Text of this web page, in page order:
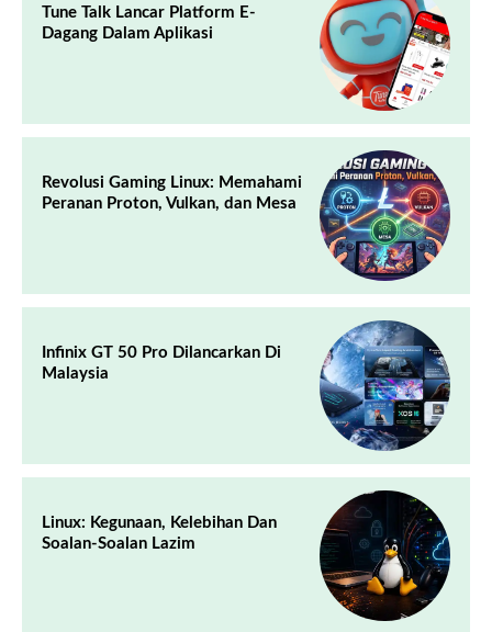
Tune Talk Lancar Platform E-
Dagang Dalam Aplikasi
Revolusi Gaming Linux: Memahami
Peranan Proton, Vulkan, dan Mesa
Infinix GT 50 Pro Dilancarkan Di
Malaysia
Linux: Kegunaan, Kelebihan Dan
Soalan-Soalan Lazim